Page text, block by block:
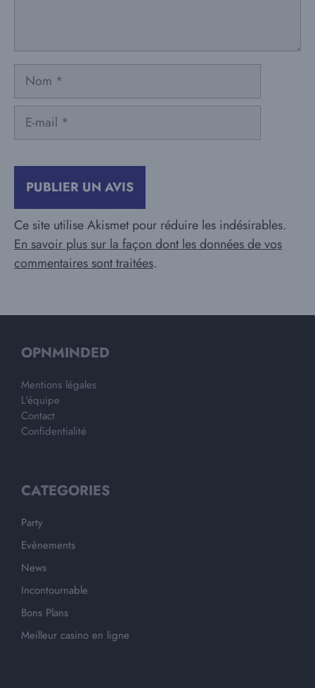
Nom
mail
Ce site utilise Akismet pour réduire les indésirables.
En savoir plus sur la façon dont les données de vos
commentaires sont traitées.
OPNMINDED
Mentions légales
L'équipe
Contact
Confidentialité
CATEGORIES
Party
Evènements
News
Incontournable
Bons Plans
Meilleur casino en ligne